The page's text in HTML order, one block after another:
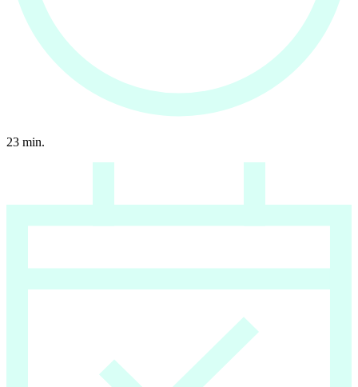
23 min.